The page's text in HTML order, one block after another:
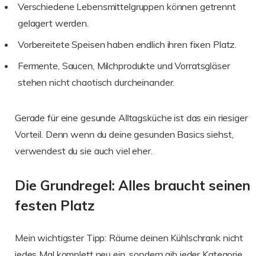
Verschiedene Lebensmittelgruppen können getrennt
gelagert werden.
Vorbereitete Speisen haben endlich ihren fixen Platz.
Fermente, Saucen, Milchprodukte und Vorratsgläser
stehen nicht chaotisch durcheinander.
Gerade für eine gesunde Alltagsküche ist das ein riesiger
Vorteil. Denn wenn du deine gesunden Basics siehst,
verwendest du sie auch viel eher.
Die Grundregel: Alles braucht seinen
festen Platz
Mein wichtigster Tipp: Räume deinen Kühlschrank nicht